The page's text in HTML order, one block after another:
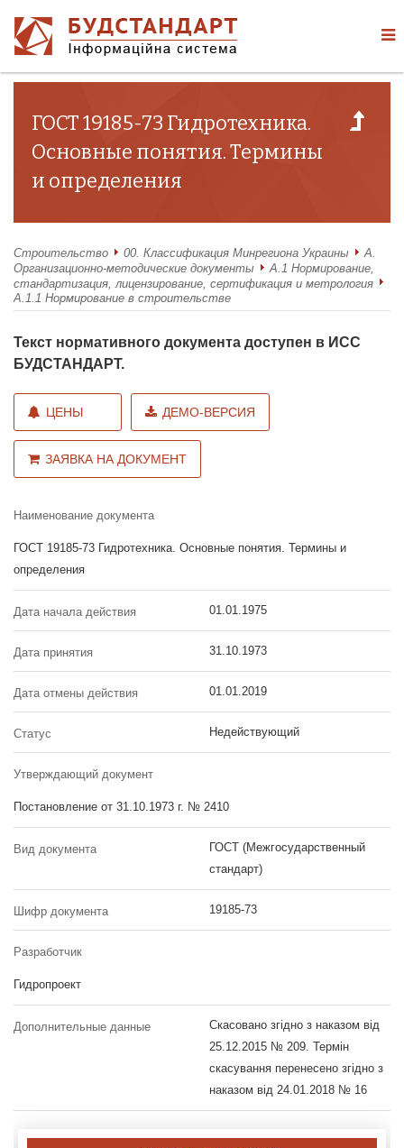
ГОСТ 19185-73 Гидротехника.
Основные понятия. Термины
и определения
Строительство 00. Классификация Минрегиона Украины
А.
Организационно-методические документы
А.1 Нормирование,
стандартизация, лицензирование, сертификация и метрология
А.1.1 Нормирование в строительстве
Текст нормативного документа доступен в ИСС
БУДСТАНДАРТ.
ЦЕНЫ ДЕМО-ВЕРСИЯ
ЗАЯВКА НА ДОКУМЕНТ
Наименование документа
ГОСТ 19185-73 Гидротехника. Основные понятия. Термины и
определения
Дата начала действия 01.01.1975
Дата принятия 31.10.1973
Дата отмены действия 01.01.2019
Статус Недействующий
Утверждающий документ
Постановление от 31.10.1973 г. № 2410
Вид документа
ГОСТ (Межгосударственный
стандарт)
Шифр документа 19185-73
Разработчик
Гидропроект
Дополнительные данные
Скасовано згідно з наказом від
25.12.2015 № 209. Термін
скасування перенесено згідно з
наказом від 24.01.2018 № 16